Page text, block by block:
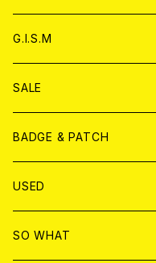
ANALOG
ANALOG
CD
ANALOG
アナログ
DVD
T-shirt & WEAR
G.I.S.M
CD
ANALOG
T-SHIRT & WEAR
DVD
SALE
BADGE & PATCH
BADGE
PATCH
USED
書籍
SO WHAT